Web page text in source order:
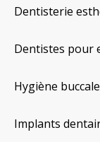
Dentisterie
Dentistes pour
Hygiène
Implants